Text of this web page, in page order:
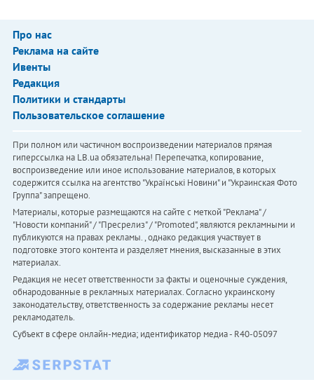
Про нас
Реклама на сайте
Ивенты
Редакция
Политики и стандарты
Пользовательское соглашение
При полном или частичном воспроизведении материалов прямая
гиперссылка на LB.ua обязательна! Перепечатка, копирование,
воспроизведение или иное использование материалов, в которых
содержится ссылка на агентство "Українськi Новини" и "Украинская Фото
Группа" запрещено.
Материалы, которые размещаются на сайте с меткой "Реклама" /
"Новости компаний" / "Пресрелиз" / "Promoted", являются рекламными и
публикуются на правах рекламы. , однако редакция участвует в
подготовке этого контента и разделяет мнения, высказанные в этих
материалах.
Редакция не несет ответственности за факты и оценочные суждения,
обнародованные в рекламных материалах. Согласно украинскому
законодательству, ответственность за содержание рекламы несет
рекламодатель.
Субъект в сфере онлайн-медиа; идентификатор медиа - R40-05097